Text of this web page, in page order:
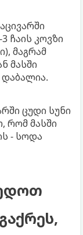
ჩაის კოვზი
მაგრამ
მასში
ცუდი სუნი
რომ მასში
- სოდა